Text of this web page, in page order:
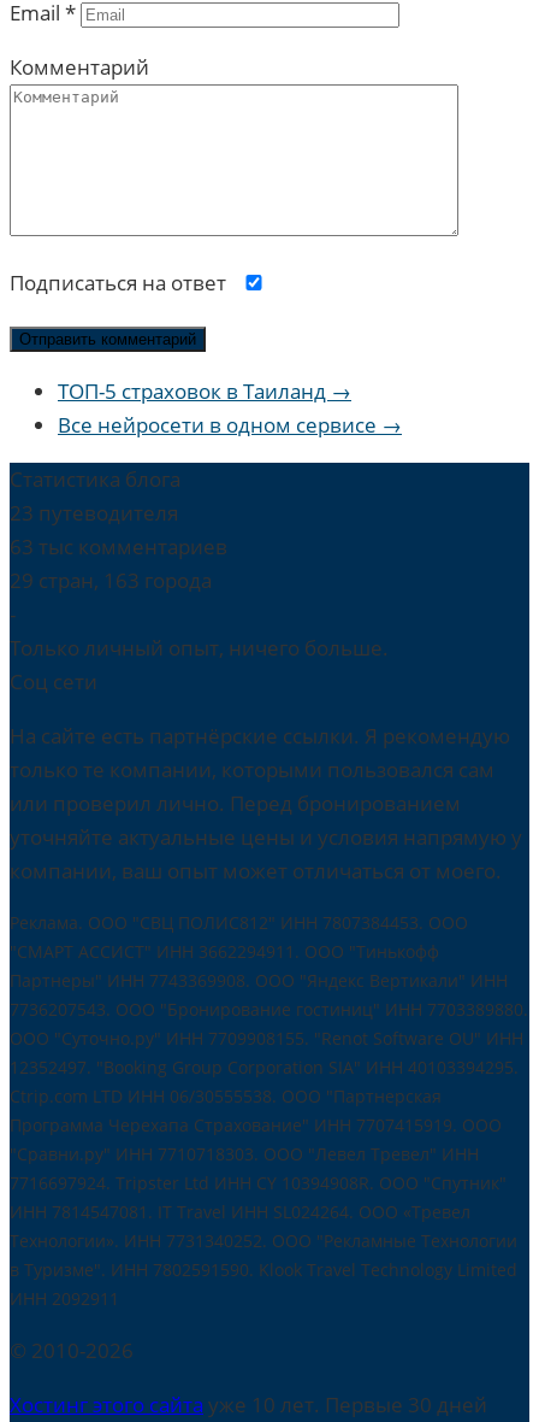
Email *
Комментарий
Подписаться на ответ
ТОП-5 страховок в Таиланд →
Все нейросети в одном сервисе →
Статистика блога
23 путеводителя
63 тыс комментариев
29 стран, 163 города
-
Только личный опыт, ничего больше.
Соц сети
На сайте есть партнёрские ссылки. Я рекомендую
только те компании, которыми пользовался сам
или проверил лично. Перед бронированием
уточняйте актуальные цены и условия напрямую у
компании, ваш опыт может отличаться от моего.
Реклама. ООО "СВЦ ПОЛИС812" ИНН 7807384453. ООО
"СМАРТ АССИСТ" ИНН 3662294911. ООО "Тинькофф
Партнеры" ИНН 7743369908. ООО "Яндекс Вертикали" ИНН
7736207543. ООО "Бронирование гостиниц" ИНН 7703389880.
ООО "Суточно.ру" ИНН 7709908155. "Renot Software OU" ИНН
12352497. "Booking Group Corporation SIA" ИНН 40103394295.
Ctrip.com LTD ИНН 06/30555538. ООО "Партнерская
Программа Черехапа Страхование" ИНН 7707415919. OOO
"Сравни.ру" ИНН 7710718303. ООО "Левел Тревел" ИНН
7716697924. Tripster Ltd ИНН CY 10394908R. ООО "Спутник"
ИНН 7814547081. IT Travel ИНН SL024264. ООО «Тревел
Технологии». ИНН 7731340252. ООО "Рекламные Технологии
в Туризме". ИНН 7802591590. Klook Travel Technology Limited
ИНН 2092911
© 2010-2026
Хостинг этого сайта уже 10 лет. Первые 30 дней